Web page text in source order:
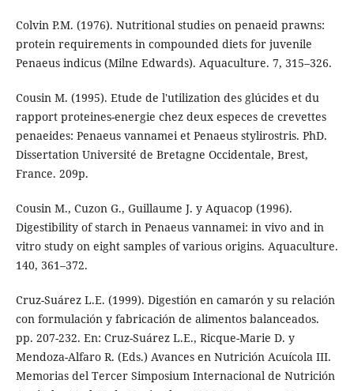
Colvin P.M. (1976). Nutritional studies on penaeid prawns:
protein requirements in compounded diets for juvenile
Penaeus indicus (Milne Edwards). Aquaculture. 7, 315–326.
Cousin M. (1995). Etude de l'utilization des glúcides et du
rapport proteines-energie chez deux especes de crevettes
penaeides: Penaeus vannamei et Penaeus stylirostris. PhD.
Dissertation Université de Bretagne Occidentale, Brest,
France. 209p.
Cousin M., Cuzon G., Guillaume J. y Aquacop (1996).
Digestibility of starch in Penaeus vannamei: in vivo and in
vitro study on eight samples of various origins. Aquaculture.
140, 361–372.
Cruz-Suárez L.E. (1999). Digestión en camarón y su relación
con formulación y fabricación de alimentos balanceados.
pp. 207-232. En: Cruz-Suárez L.E., Ricque-Marie D. y
Mendoza-Alfaro R. (Eds.) Avances en Nutrición Acuícola III.
Memorias del Tercer Simposium Internacional de Nutrición